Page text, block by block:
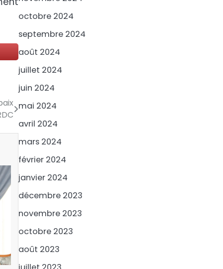
octobre 2024
septembre 2024
août 2024
juillet 2024
juin 2024
mai 2024
avril 2024
mars 2024
février 2024
janvier 2024
décembre 2023
novembre 2023
octobre 2023
août 2023